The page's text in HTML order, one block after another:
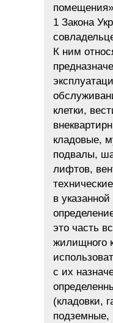
1 Закона
К ним
клетки,
кладовые,
подвалы,
лифтов,
в
это часть
жилищного
с их
(кладовки,
подземные,